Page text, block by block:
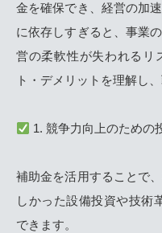
金を確保でき、経営の加
に依存しすぎると、事業
営の柔軟性が失われるリ
ト・デメリットを理解し
1. 競争力向上のための
補助金を活用することで
しかった設備投資や技術
できます。